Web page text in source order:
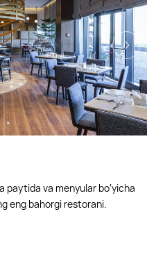
paytida va menyular bo‘yicha
eng bahorgi restorani.